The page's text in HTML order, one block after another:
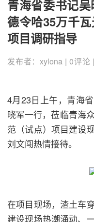
青海省委书记
德令哈35万千瓦
项目调研指导
发布者：xylona | 0评论
4月23日上午，青海
晓军一行，莅临青海
范（试点）项目建设
刘文闯热情接待。
在项目现场，渣土车
建设现场热潮涌动、